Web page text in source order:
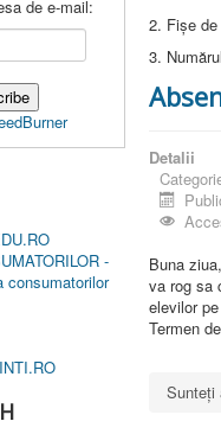
de e-mail:
-
consumatorilor
2. Fișe
3.
Detalii
Buna ziua,
va rog sa
elevilor
Termen
Sunteți